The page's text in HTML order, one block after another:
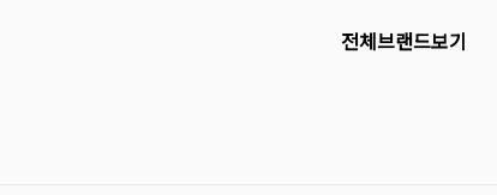
전체브랜드보기